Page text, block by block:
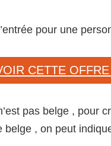
pour une
CETTE
pas belge , pour
belge , on peut